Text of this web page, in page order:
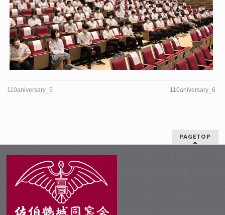
110aniversary_5 110aniversary_6
PAGETOP